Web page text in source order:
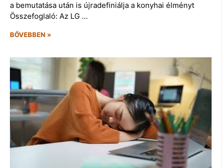
a bemutatása után is újradefiniálja a konyhai élményt
Összefoglaló: Az LG …
BŐVEBBEN »